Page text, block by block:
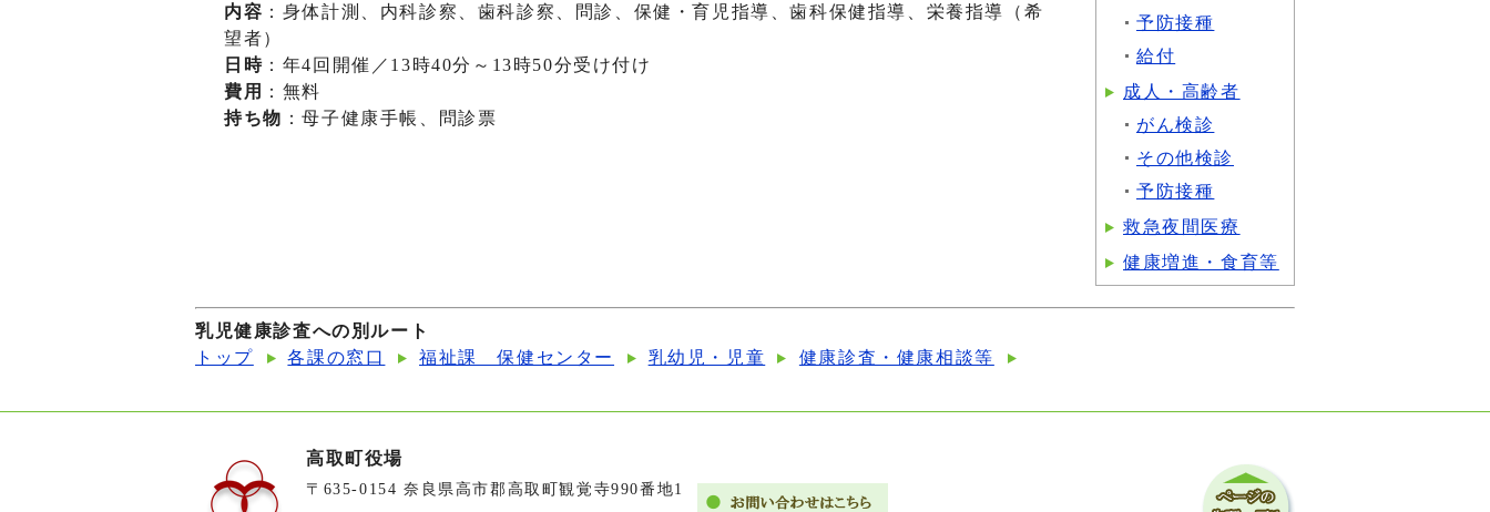
内容 ：身体計測、内科診察、歯科診察、問診、保健・育児指導、歯科保健指導、栄養指導（希
望者）
日時 ：年4回開催／13時40分～13時50分受け付け
費用
：無料
持ち物 ：母子健康手帳、問診票
予防接種
給付
成人・高齢者
がん検診
その他検診
予防接種
救急夜間医療
健康増進・食育等
乳児健康診査への別ルート
トップ
各課の窓口 福祉課 保健センター 乳幼児・児童 健康診査・健康相談等
高取町役場
〒635-0154 奈良県高市郡高取町観覚寺990番地1